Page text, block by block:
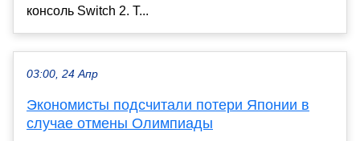
консоль Switch 2. Т...
03:00, 24 Апр
Экономисты подсчитали потери Японии в
случае отмены Олимпиады